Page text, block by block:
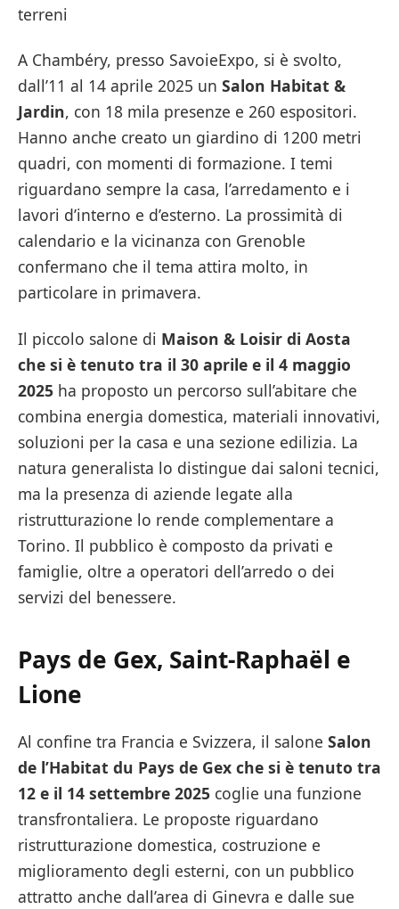
terreni
A Chambéry, presso SavoieExpo, si è svolto,
dall’11 al 14 aprile 2025 un Salon Habitat &
Jardin, con 18 mila presenze e 260 espositori.
Hanno anche creato un giardino di 1200 metri
quadri, con momenti di formazione. I temi
riguardano sempre la casa, l’arredamento e i
lavori d’interno e d’esterno. La prossimità di
calendario e la vicinanza con Grenoble
confermano che il tema attira molto, in
particolare in primavera.
Il piccolo salone di Maison & Loisir di Aosta
che si è tenuto tra il 30 aprile e il 4 maggio
2025 ha proposto un percorso sull’abitare che
combina energia domestica, materiali innovativi,
soluzioni per la casa e una sezione edilizia. La
natura generalista lo distingue dai saloni tecnici,
ma la presenza di aziende legate alla
ristrutturazione lo rende complementare a
Torino. Il pubblico è composto da privati e
famiglie, oltre a operatori dell’arredo o dei
servizi del benessere.
Pays de Gex, Saint-Raphaël e
Lione
Al confine tra Francia e Svizzera, il salone Salon
de l’Habitat du Pays de Gex che si è tenuto tra
12 e il 14 settembre 2025 coglie una funzione
transfrontaliera. Le proposte riguardano
ristrutturazione domestica, costruzione e
miglioramento degli esterni, con un pubblico
attratto anche dall’area di Ginevra e dalle sue